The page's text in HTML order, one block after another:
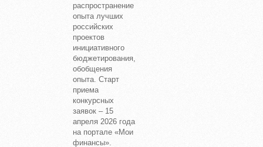
распространение
опыта лучших
российских
проектов
инициативного
бюджетирования,
обобщения
опыта. Старт
приема
конкурсных
заявок – 15
апреля 2026 года
на портале «Мои
финансы».